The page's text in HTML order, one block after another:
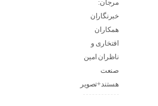
مرجان:
خبرنگاران
همکاران
افتخاری و
ناظران امین
صنعت
هستند+تصویر